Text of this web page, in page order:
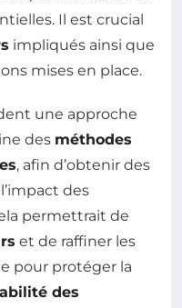
Il est crucial
impliqués ainsi que
mises en place.
une approche
des méthodes
, afin d’obtenir des
des
permettrait de
et de raffiner les
pour protéger la
des